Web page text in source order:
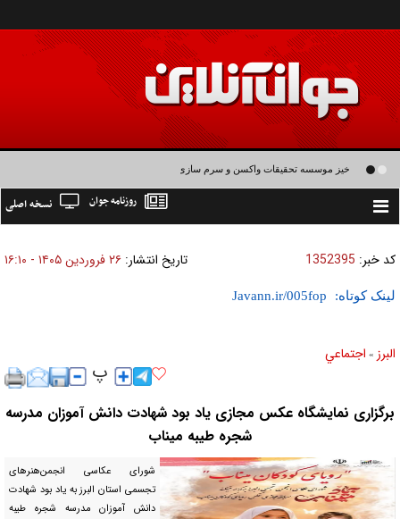
خیز موسسه تحقیقات واکسن و سرم سازی رازی برای تولید واکسن های نسل سوم و
Toggle
نسخه اصلی روزنامه جوان
کد خبر: 1352395 تاریخ انتشار: ۲۶ فروردين ۱۴۰۵ - ۱۶:۱۰
لینک کوتاه:
البرز » اجتماعي
برگزاری نمایشگاه عکس مجازی یاد بود شهادت دانش آموزان‌ مدرسه
شجره طیبه میناب
شورای عکاسی انجمن‌هنرهای
تجسمی استان البرز به یاد بود شهادت
دانش آموزان‌ مدرسه شجره طیبه